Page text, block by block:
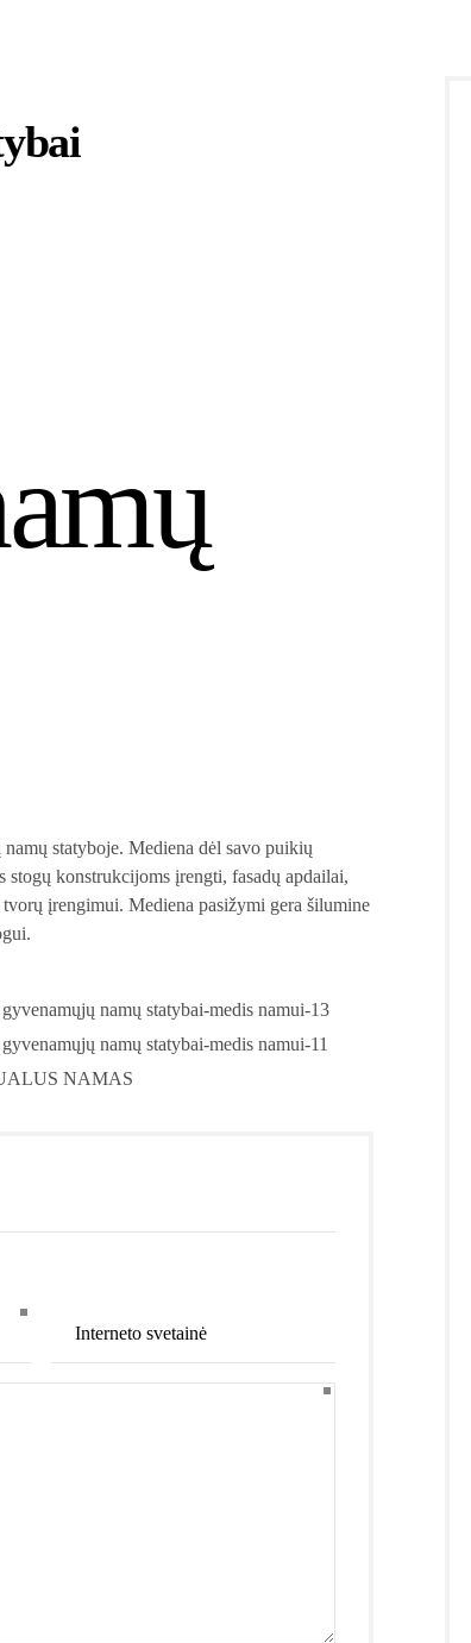
statyboje. Mediena dėl savo puikių
konstrukcijoms įrengti, fasadų apdailai,
įrengimui. Mediena pasižymi gera šilumine